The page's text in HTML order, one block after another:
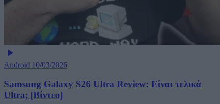
Android 10/03/2026
Samsung Galaxy S26 Ultra Review: Είναι τελικά
Ultra; [Βίντεο]